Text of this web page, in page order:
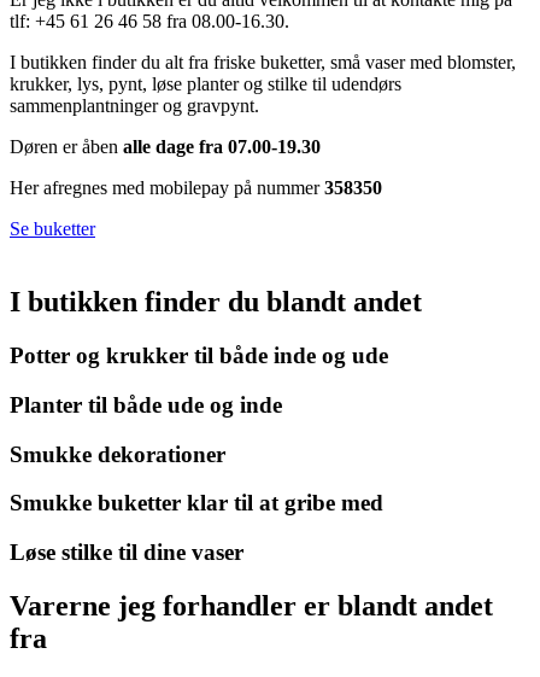
tlf: +45 61 26 46 58 fra 08.00-16.30.
I butikken finder du alt fra friske buketter, små vaser med blomster,
krukker, lys, pynt, løse planter og stilke til udendørs
sammenplantninger og gravpynt.
Døren er åben alle dage fra 07.00-19.30
Her afregnes med mobilepay på nummer358350
Se buketter
I butikken finder du blandt andet
Potter og krukker til både inde og ude
Planter til både ude og inde
Smukke dekorationer
Smukke buketter klar til at gribe med
Løse stilke til dine vaser
Varerne jeg forhandler er blandt andet
fra